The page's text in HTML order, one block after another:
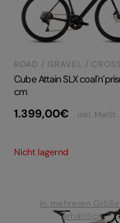
ROAD / GRAVEL / CROSS
Cube Attain SLX
cm
1.399,00€ inkl. MwSt.
Nicht lagernd
In mehreren
erhältlich